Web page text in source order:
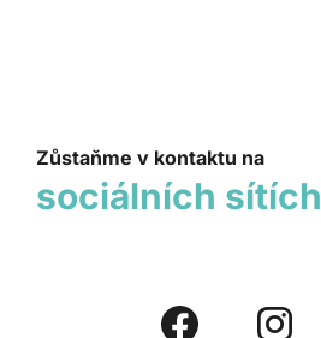
Zůstaňme v kontaktu na
sociálních sítích